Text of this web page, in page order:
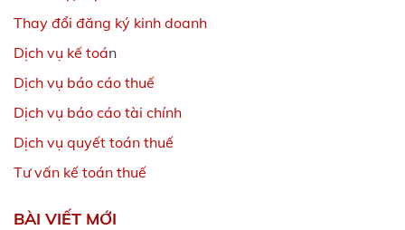
Thay đổi đăng ký kinh doanh
Dịch vụ kế toán
Dịch vụ báo cáo thuế
Dịch vụ báo cáo tài chính
Dịch vụ quyết toán thuế
Tư vấn kế toán thuế
BÀI VIẾT MỚI